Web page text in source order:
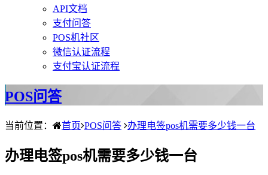
API文档
支付问答
POS机社区
微信认证流程
支付宝认证流程
POS问答
当前位置： 首页 POS问答 办理电签pos机需要多少钱一台
办理电签pos机需要多少钱一台